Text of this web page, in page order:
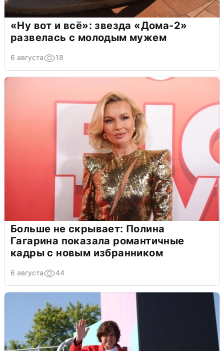
«Ну вот и всё»: звезда «Дома-2»
развелась с молодым мужем
6 августа 18
Больше не скрывает: Полина
Гагарина показала романтичные
кадры с новым избранником
6 августа 44